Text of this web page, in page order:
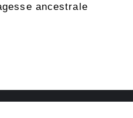
ancestrale